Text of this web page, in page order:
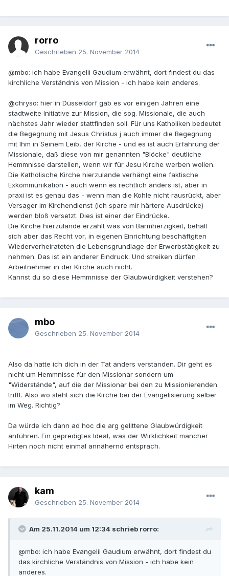
rorro
Geschrieben 25. November 2014
@mbo: ich habe Evangelii Gaudium erwähnt, dort findest du das
kirchliche Verständnis von Mission - ich habe kein anderes.
@chryso: hier in Düsseldorf gab es vor einigen Jahren eine
stadtweite Initiative zur Mission, die sog. Missionale, die auch
nächstes Jahr wieder stattfinden soll. Für uns Katholiken bedeutet
die Begegnung mit Jesus Christus j auch immer die Begegnung
mit Ihm in Seinem Leib, der Kirche - und es ist auch Erfahrung der
Missionale, daß diese von mir genannten "Blöcke" deutliche
Hemmnisse darstellen, wenn wir für Jesu Kirche werben wollen.
Die Katholische Kirche hierzulande verhängt eine faktische
Exkommunikation - auch wenn es rechtlich anders ist, aber in
praxi ist es genau das - wenn man die Kohle nicht rausrückt, aber
Versager im Kirchendienst (ich spare mir härtere Ausdrücke)
werden bloß versetzt. Dies ist einer der Eindrücke.
Die Kirche hierzulande erzählt was von Barmherzigkeit, behält
sich aber das Recht vor, in eigenen Einrichtung beschäftgiten
Wiederverheirateten die Lebensgrundlage der Erwerbstätigkeit zu
nehmen. Das ist ein anderer Eindruck. Und streiken dürfen
Arbeitnehmer in der Kirche auch nicht.
Kannst du so diese Hemmnisse der Glaubwürdigkeit verstehen?
mbo
Geschrieben 25. November 2014
Also da hatte ich dich in der Tat anders verstanden. Dir geht es
nicht um Hemmnisse für den Missionar sondern um
"Widerstände", auf die der Missionar bei den zu Missionierenden
trifft. Also wo steht sich die Kirche bei der Evangelisierung selber
im Weg. Richtig?
Da würde ich dann ad hoc die arg gelittene Glaubwürdigkeit
anführen. Ein gepredigtes Ideal, was der Wirklichkeit mancher
Hirten noch nicht einmal annähernd entsprach.
kam
Geschrieben 25. November 2014
Am 25.11.2014 um 12:34 schrieb rorro:
@mbo: ich habe Evangelii Gaudium erwähnt, dort findest du
das kirchliche Verständnis von Mission - ich habe kein
anderes.